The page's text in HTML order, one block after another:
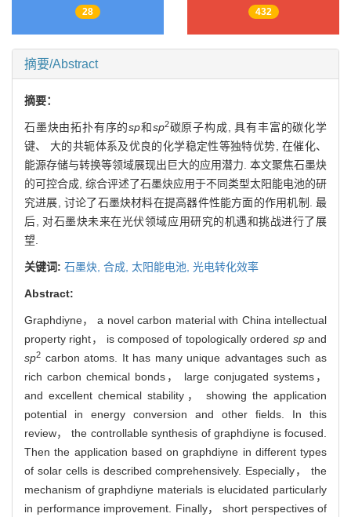
28 432
摘要/Abstract
摘要：
石墨炔由拓扑有序的sp和sp2碳原子构成, 具有丰富的碳化学
键、 大的共轭体系及优良的化学稳定性等独特优势, 在催化、
能源存储与转换等领域展现出巨大的应用潜力. 本文聚焦石墨炔
的可控合成, 综合评述了石墨炔应用于不同类型太阳能电池的研
究进展, 讨论了石墨炔材料在提高器件性能方面的作用机制. 最
后, 对石墨炔未来在光伏领域应用研究的机遇和挑战进行了展
望.
关键词: 石墨炔, 合成, 太阳能电池, 光电转化效率
Abstract:
Graphdiyne， a novel carbon material with China intellectual
property right， is composed of topologically ordered spand
sp2 carbon atoms. It has many unique advantages such as
rich carbon chemical bonds， large conjugated systems，
and excellent chemical stability， showing the application
potential in energy conversion and other fields. In this
review， the controllable synthesis of graphdiyne is focused.
Then the application based on graphdiyne in different types
of solar cells is described comprehensively. Especially， the
mechanism of graphdiyne materials is elucidated particularly
in performance improvement. Finally， short perspectives of